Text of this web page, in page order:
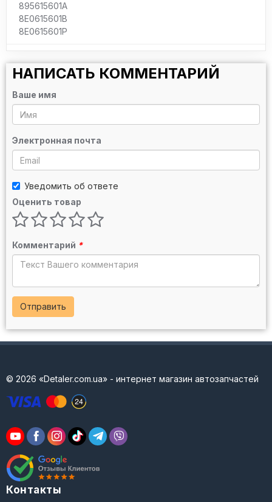
895615601A
8E0615601B
8E0615601P
НАПИСАТЬ КОММЕНТАРИЙ
Ваше имя
Электронная почта
Уведомить об ответе
Оценить товар
Комментарий *
Отправить
© 2026 «Detaler.com.ua» - интернет магазин автозапчастей
Контакты